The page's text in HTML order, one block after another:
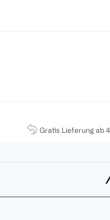
Gratis Lieferung ab